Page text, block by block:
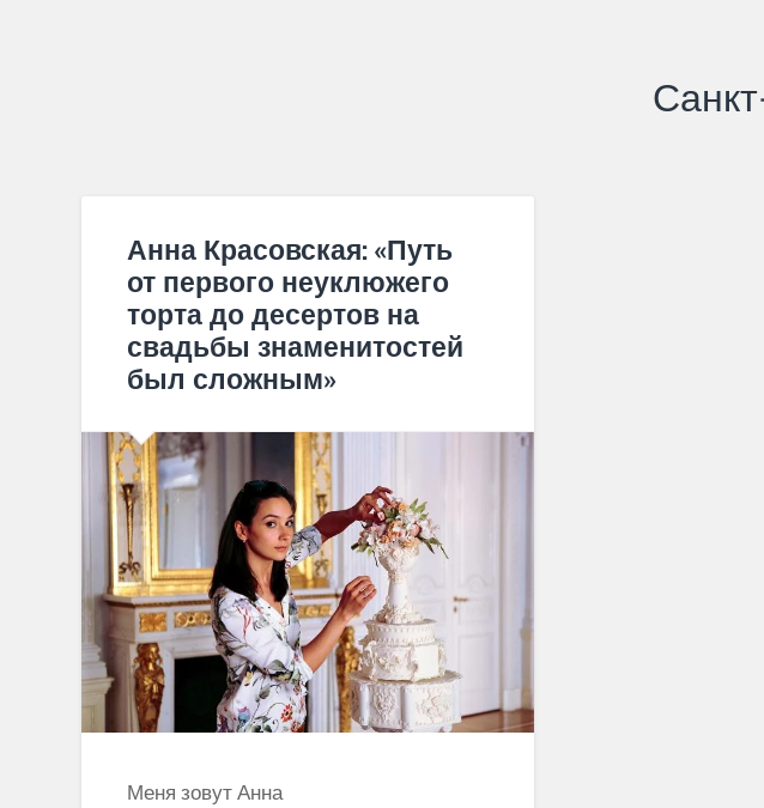
Анна Красовская: «Путь
от первого неуклюжего
торта до десертов на
свадьбы знаменитостей
был сложным»
Меня зовут Анна